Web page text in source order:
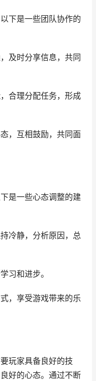
下是一些团队协作的
及时分享信息，共同
合理分配任务，形成
，互相鼓励，共同面
是一些心态调整的建
冷静，分析原因，总
习和进步。
，享受游戏带来的乐
玩家具备良好的技
好的心态。通过不断